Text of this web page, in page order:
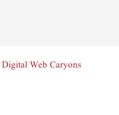
Digital Web Caryons